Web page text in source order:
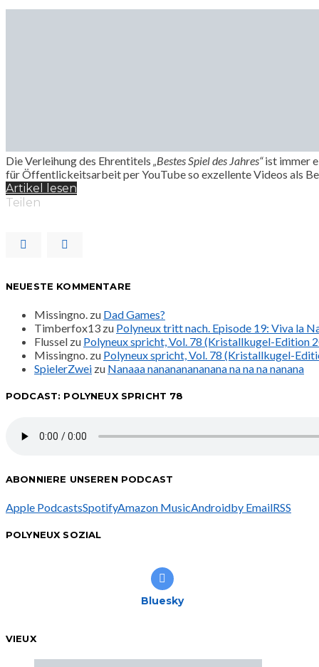
Die Verleihung des Ehrentitels „Bestes Spiel des Jahres“ist immer
für Öffentlickeitsarbeit per YouTube so exzellente Videos als
Artikel lesen
Teilen
NEUESTE KOMMENTARE
Missingno. zu Dad Games?
Timberfox13 zu Polyneux tritt nach. Episode 19: Viva la
Flussel zu Polyneux spricht, Vol. 78 (Kristallkugel-Edition
Missingno. zu Polyneux spricht, Vol. 78 (Kristallkugel-
SpielerZwei zu Nanaaa nanananananana na na na nanana
PODCAST: POLYNEUX SPRICHT 78
ABONNIERE UNSEREN PODCAST
Apple PodcastsSpotifyAmazon MusicAndroidby EmailRSS
POLYNEUX SOZIAL
Bluesky
VIEUX